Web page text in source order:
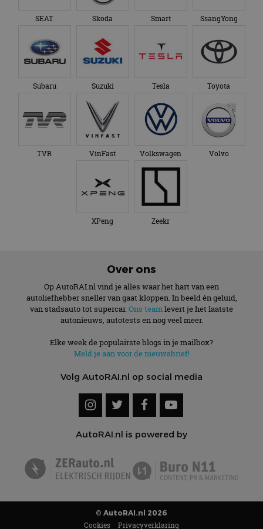
SEAT Skoda Smart SsangYong
Subaru Suzuki Tesla Toyota
TVR VinFast Volkswagen Volvo
XPeng Zeekr
Over ons
Op AutoRAI.nl vind je alles waar het hart van een
autoliefhebber sneller van gaat kloppen. In beeld én geluid,
van stadsauto tot supercar. Ons teamlevert je het laatste
autonieuws, autotests en nog veel meer.
Elke week de populairste blogs in je mailbox?
Meld je aan voor de nieuwsbrief!
Volg AutoRAI.nl op social media
AutoRAI.nl is powered by
© AutoRAI.nl 2026
Cookies Privacyverklaring